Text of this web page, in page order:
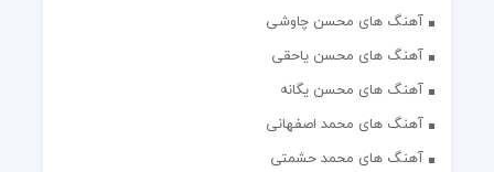
آهنگ های محسن چاوشی
آهنگ های محسن یاحقی
آهنگ های محسن یگانه
آهنگ های محمد اصفهانی
آهنگ های محمد حشمتی